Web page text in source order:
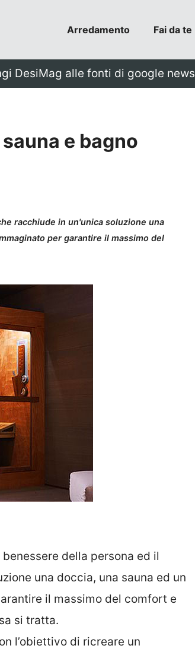
Arredamento Fai da te
DesiMag alle fonti di google news
e bagno
racchiude in un'unica soluzione una
per garantire il massimo del
della persona ed il
una doccia, una sauna ed un
il massimo del comfort e
si tratta.
l’obiettivo di ricreare un